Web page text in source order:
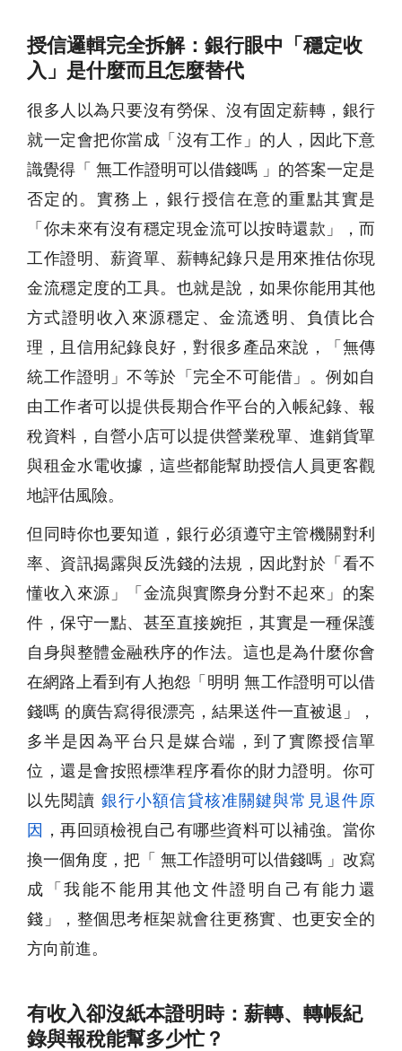
授信邏輯完全拆解：銀行眼中「穩定收
入」是什麼而且怎麼替代
很多人以為只要沒有勞保、沒有固定薪轉，銀行
就一定會把你當成「沒有工作」的人，因此下意
識覺得「 無工作證明可以借錢嗎 」的答案一定是
否定的。實務上，銀行授信在意的重點其實是
「你未來有沒有穩定現金流可以按時還款」，而
工作證明、薪資單、薪轉紀錄只是用來推估你現
金流穩定度的工具。也就是說，如果你能用其他
方式證明收入來源穩定、金流透明、負債比合
理，且信用紀錄良好，對很多產品來說，「無傳
統工作證明」不等於「完全不可能借」。例如自
由工作者可以提供長期合作平台的入帳紀錄、報
稅資料，自營小店可以提供營業稅單、進銷貨單
與租金水電收據，這些都能幫助授信人員更客觀
地評估風險。
但同時你也要知道，銀行必須遵守主管機關對利
率、資訊揭露與反洗錢的法規，因此對於「看不
懂收入來源」「金流與實際身分對不起來」的案
件，保守一點、甚至直接婉拒，其實是一種保護
自身與整體金融秩序的作法。這也是為什麼你會
在網路上看到有人抱怨「明明 無工作證明可以借
錢嗎 的廣告寫得很漂亮，結果送件一直被退」，
多半是因為平台只是媒合端，到了實際授信單
位，還是會按照標準程序看你的財力證明。你可
以先閱讀 銀行小額信貸核准關鍵與常見退件原
因 ，再回頭檢視自己有哪些資料可以補強。當你
換一個角度，把「 無工作證明可以借錢嗎 」改寫
成「我能不能用其他文件證明自己有能力還
錢」，整個思考框架就會往更務實、也更安全的
方向前進。
有收入卻沒紙本證明時：薪轉、轉帳紀
錄與報稅能幫多少忙？